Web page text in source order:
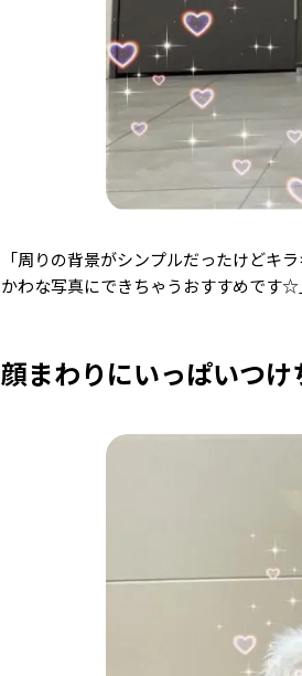
「周りの背景がシンプルだったけどキ
かわな写真にできちゃうおすすめです
顔まわりにいっぱいつ